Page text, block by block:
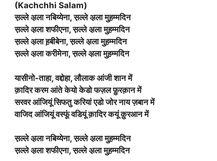
(Kachchhi Salam)
स़ल्ले अ़ला नबिय्येना, स़ल्ले अ़ला मुह़म्मदिन
स़ल्ले अ़ला शफीएना, स़ल्ले अ़ला मुह़म्मदिन
स़ल्ले अ़ला ह़बीबेना, स़ल्ले अ़ला मुह़म्मदिन
स़ल्ले अ़ला करीमेना, स़ल्ले अ़ला मुह़म्मदिन
यासीनो-ताहा, वद्दोहा, लौलाक आंजी शान में
क़ादिर करम आंते केयो केडो फज़ल फ़ुरक़ान में
सरवर आंजियूं सिफतु करियां एडो जोर नाय ज़बान में
वाजिद आंजियूं वस्फूं वडियूं क़ादिर कयूं क़ुरआन में
स़ल्ले अ़ला नबिय्येना, स़ल्ले अ़ला मुह़म्मदिन
स़ल्ले अ़ला शफीएना, स़ल्ले अ़ला मुह़म्मदिन